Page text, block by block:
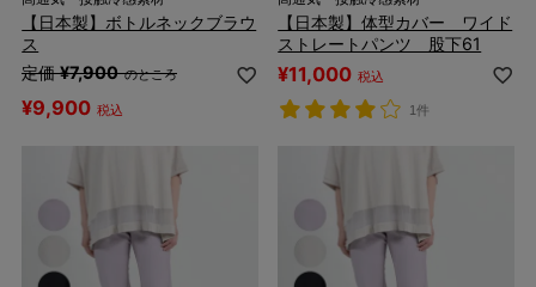
【日本製】ボトルネックブラウ
ス
定価 ¥7,900 のところ
¥9,900 税込
【日本製】体型カバー ワイド
ストレートパンツ 股下61
¥11,000 税込
1件